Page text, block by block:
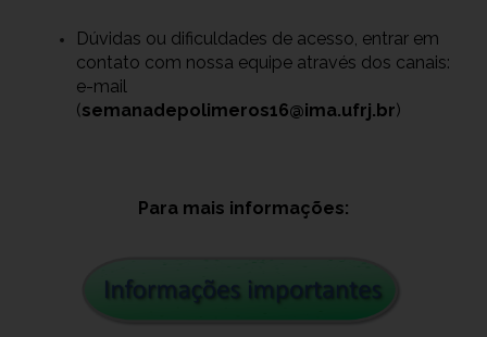
Dúvidas ou dificuldades de acesso, entrar em
contato com nossa equipe através dos canais:
e-mail
(semanadepolimeros16@ima.ufrj.br)
Para mais informações: